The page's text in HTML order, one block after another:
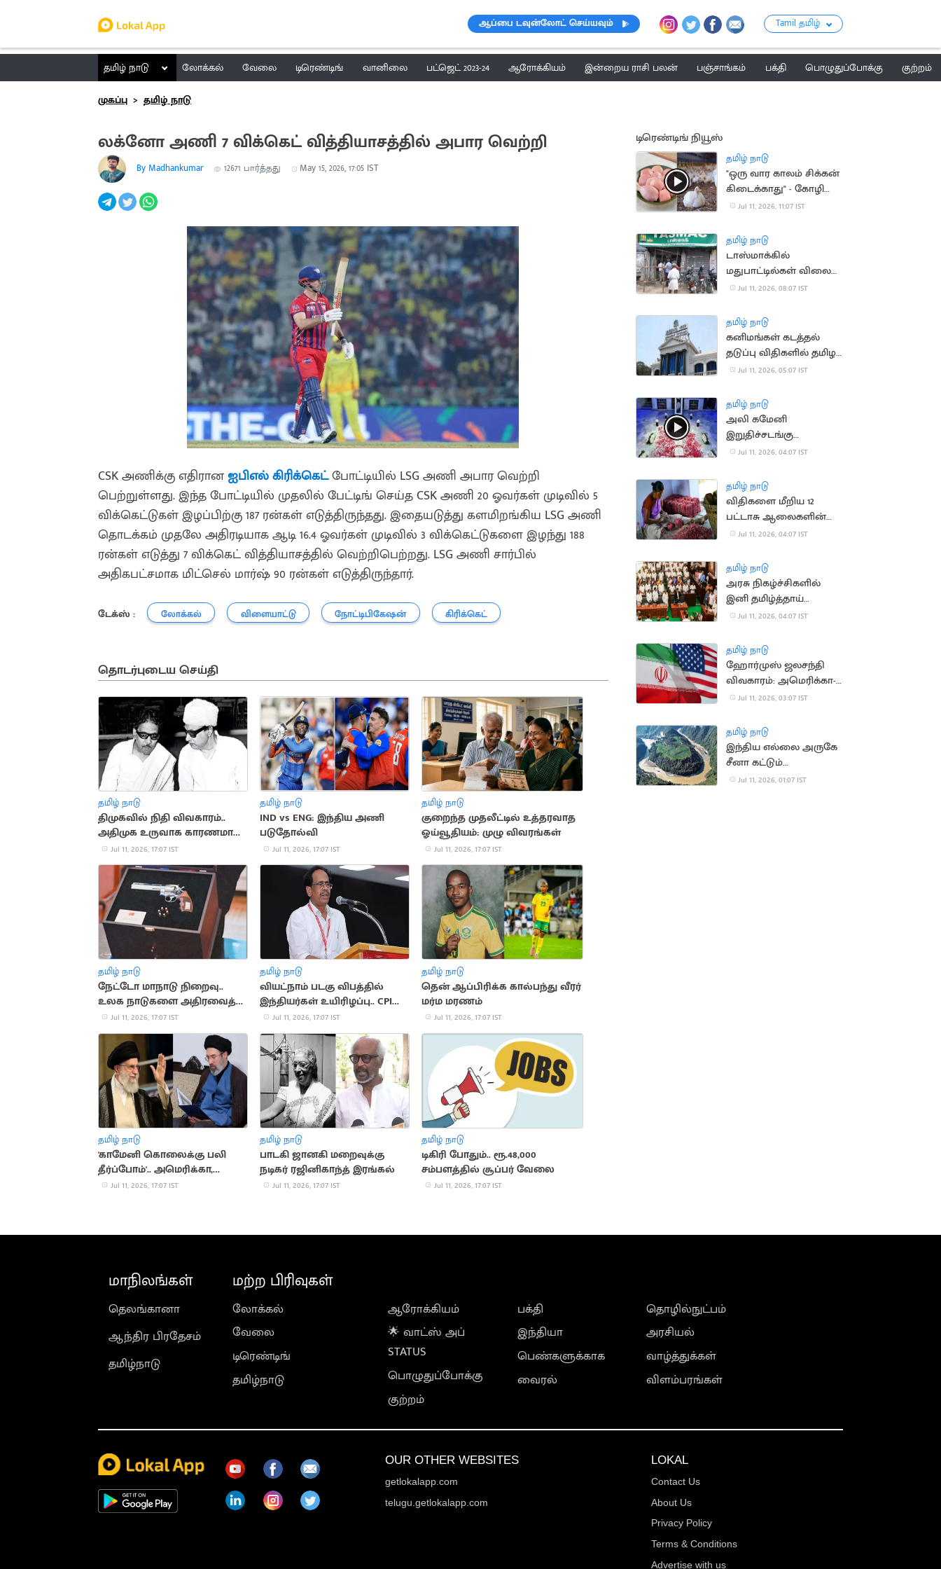
ஆப்பை டவுன்லோட் செய்யவும் Tamil தமிழ்
தமிழ் நாடு லோக்கல் வேலை டிரெண்டிங் வானிலை பட்ஜெட் 2023-24 ஆரோக்கியம் இன்றைய ராசி பலன் பஞ்சாங்கம் பக்தி பொழுதுப்போக்கு
குற்றம்
முகப்பு
தமிழ் நாடு
லக்னோ அணி 7 விக்கெட் வித்தியாசத்தில் அபார வெற்றி
By Madhankumar 12671 பார்த்தது May 15, 2026, 17:05 IST
CSK அணிக்கு எதிரானஐபிஎல்கிரிக்கெட்போட்டியில் LSG அணி அபார வெற்றி
பெற்றுள்ளது. இந்த போட்டியில் முதலில் பேட்டிங் செய்த CSK அணி 20 ஓவர்கள் முடிவில் 5
விக்கெட்டுகள் இழப்பிற்கு 187 ரன்கள் எடுத்திருந்தது. இதையடுத்து களமிறங்கிய LSG அணி
தொடக்கம் முதலே அதிரடியாக ஆடி 16.4 ஓவர்கள் முடிவில் 3 விக்கெட்டுகளை இழந்து 188
ரன்கள் எடுத்து 7 விக்கெட் வித்தியாசத்தில் வெற்றிபெற்றது. LSG அணி சார்பில்
அதிகபட்சமாக மிட்செல் மார்ஷ் 90 ரன்கள் எடுத்திருந்தார்.
டேக்ஸ் : லோக்கல் விளையாட்டு நோட்டிபிகேஷன் கிரிக்கெட்
தொடர்புடைய செய்தி
தமிழ் நாடு
திமுகவில் நிதி விவகாரம்..
அதிமுக உருவாக காரணமான
சம்பவம்
Jul 11, 2026, 17:07 IST
தமிழ் நாடு
IND vs ENG: இந்திய அணி
படுதோல்வி
Jul 11, 2026, 17:07 IST
தமிழ் நாடு
குறைந்த முதலீட்டில் உத்தரவாத
ஓய்வூதியம்: முழு விவரங்கள்
Jul 11, 2026, 17:07 IST
தமிழ் நாடு
நேட்டோ மாநாடு நிறைவு..
உலக நாடுகளை அதிரவைத்த
துருக்கி அதிபரின் விசித்திர
பரிசு
Jul 11, 2026, 17:07 IST
தமிழ் நாடு
வியட்நாம் படகு விபத்தில்
இந்தியர்கள் உயிரிழப்பு.. CPI
இரங்கல்
Jul 11, 2026, 17:07 IST
தமிழ் நாடு
தென் ஆப்பிரிக்க கால்பந்து வீரர்
மர்ம மரணம்
Jul 11, 2026, 17:07 IST
தமிழ் நாடு
'காமேனி கொலைக்கு பலி
தீர்ப்போம்'.. அமெரிக்கா,
இஸ்ரேலுக்கு மிரட்டல்
Jul 11, 2026, 17:07 IST
தமிழ் நாடு
பாடகி ஜானகி மறைவுக்கு
நடிகர் ரஜினிகாந்த் இரங்கல்
Jul 11, 2026, 17:07 IST
தமிழ் நாடு
டிகிரி போதும்.. ரூ.48,000
சம்பளத்தில் சூப்பர் வேலை
Jul 11, 2026, 17:07 IST
டிரெண்டிங் நியூஸ்
தமிழ் நாடு
"ஒரு வார காலம் சிக்கன்
கிடைக்காது" - கோழி
வணிகர்கள் முடிவு
Jul 11, 2026, 11:07 IST
தமிழ் நாடு
டாஸ்மாக்கில்
மதுபாட்டில்கள் விலை
ரூ.10 உயர்கிறதா?
அறிக்கை தாக்கல்
Jul 11, 2026, 08:07 IST
தமிழ் நாடு
கனிமங்கள் கடத்தல்
தடுப்பு விதிகளில் தமிழக
அரசு திருத்தம்
Jul 11, 2026, 05:07 IST
தமிழ் நாடு
அலி கமேனி
இறுதிச்சடங்கு
வீடியோவை வெளியிட்ட
Jul 11, 2026, 04:07 IST
தமிழ் நாடு
விதிகளை மீறிய 12
பட்டாசு ஆலைகளின்
உரிமம் தற்காலிக ரத்து
Jul 11, 2026, 04:07 IST
தமிழ் நாடு
அரசு நிகழ்ச்சிகளில்
இனி தமிழ்த்தாய்
வாழ்த்துக்கே முதலிடம்:
Jul 11, 2026, 04:07 IST
தமிழ் நாடு
ஹோர்முஸ் ஜலசந்தி
விவகாரம்: அமெரிக்கா-
ஈரான் இடையே பதற்றம்
Jul 11, 2026, 03:07 IST
தமிழ் நாடு
இந்திய எல்லை அருகே
சீனா கட்டும்
அணையால் நிலநடுக்க
Jul 11, 2026, 01:07 IST
மாநிலங்கள்
தெலங்கானா
ஆந்திர பிரதேசம்
தமிழ்நாடு
மற்ற பிரிவுகள்
லோக்கல்
வேலை
டிரெண்டிங்
தமிழ்நாடு
ஆரோக்கியம்
🌟 வாட்ஸ் அப்
STATUS
பொழுதுப்போக்கு
குற்றம்
பக்தி
இந்தியா
பெண்களுக்காக
வைரல்
தொழில்நுட்பம்
அரசியல்
வாழ்த்துக்கள்
விளம்பரங்கள்
OUR OTHER WEBSITES
getlokalapp.com
telugu.getlokalapp.com
LOKAL
Contact Us
About Us
Privacy Policy
Terms & Conditions
Advertise with us